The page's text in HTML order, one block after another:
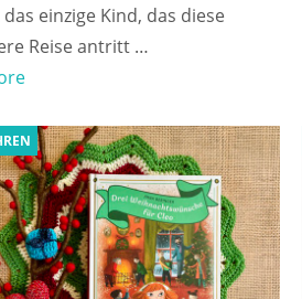
einzige Kind, das diese
Reise antritt …